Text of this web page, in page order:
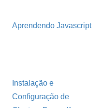
Aprendendo Javascript
Instalação e
Configuração de